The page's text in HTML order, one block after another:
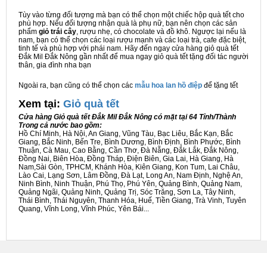
Tùy vào từng đối tượng mà bạn có thể chọn một chiếc hộp quà tết cho
phù hợp. Nếu đối tượng nhận quà là phụ nữ, bạn nên chọn các sản
phẩm giỏ trái cây, rượu nhẹ, có chocolate và đồ khô. Ngược lại nếu là
nam, bạn có thể chọn các loại rượu mạnh và các loại trà, cafe đặc biệt,
tinh tế và phù hợp với phái nam. Hãy đến ngay cửa hàng giỏ quà tết
Đắk Mil Đắk Nông gần nhất để mua ngay giỏ quà tết tặng đối tác người
thân, gia đình nha bạn
Ngoài ra, bạn cũng có thể chọn các mẫu hoa lan hồ điệp để tặng tết
Xem tại: Giỏ quà tết
Cửa hàng Giỏ quà tết Đắk Mil Đắk Nông có mặt tại 64 Tỉnh/Thành
Trong cả nước bao gồm:
Hồ Chí Minh, Hà Nội, An Giang, Vũng Tàu, Bạc Liêu, Bắc Kạn, Bắc
Giang, Bắc Ninh, Bến Tre, Bình Dương, Bình Định, Bình Phước, Bình
Thuận, Cà Mau, Cao Bằng, Cần Thơ, Đà Nẵng, Đắk Lắk, Đắk Nông,
Đồng Nai, Biên Hòa, Đồng Tháp, Điện Biên, Gia Lai, Hà Giang, Hà
Nam,Sài Gòn, TPHCM, Khánh Hòa, Kiên Giang, Kon Tum, Lai Châu,
Lào Cai, Lạng Sơn, Lâm Đồng, Đà Lạt, Long An, Nam Định, Nghệ An,
Ninh Bình, Ninh Thuận, Phú Thọ, Phú Yên, Quảng Bình, Quảng Nam,
Quảng Ngãi, Quảng Ninh, Quảng Trị, Sóc Trăng, Sơn La, Tây Ninh,
Thái Bình, Thái Nguyên, Thanh Hóa, Huế, Tiền Giang, Trà Vinh, Tuyên
Quang, Vĩnh Long, Vĩnh Phúc, Yên Bái...